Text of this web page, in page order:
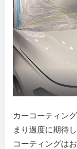
カーコーティン
まり過度に期待
コーティングは